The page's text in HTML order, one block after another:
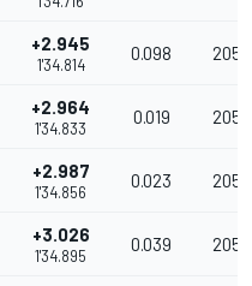
+2.945
1'34.814
0.098
+2.964
1'34.833
0.019
+2.987
1'34.856
0.023
+3.026
1'34.895
0.039